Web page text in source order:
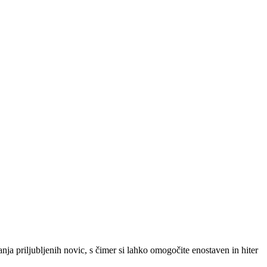
priljubljenih novic, s čimer si lahko omogočite enostaven in hiter